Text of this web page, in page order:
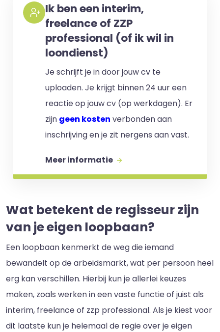
Ik ben een interim,
freelance of ZZP
professional (of ik wil in
loondienst)
Je schrijft je in door jouw cv te
uploaden. Je krijgt binnen 24 uur een
reactie op jouw cv (op werkdagen). Er
zijn geen kosten verbonden aan
inschrijving en je zit nergens aan vast.
Meer informatie
Wat betekent de regisseur zijn
van je eigen loopbaan?
Een loopbaan kenmerkt de weg die iemand
bewandelt op de arbeidsmarkt, wat per persoon heel
erg kan verschillen. Hierbij kun je allerlei keuzes
maken, zoals werken in een vaste functie of juist als
interim, freelance of zzp professional. Als je kiest voor
dit laatste kun je helemaal de regie over je eigen